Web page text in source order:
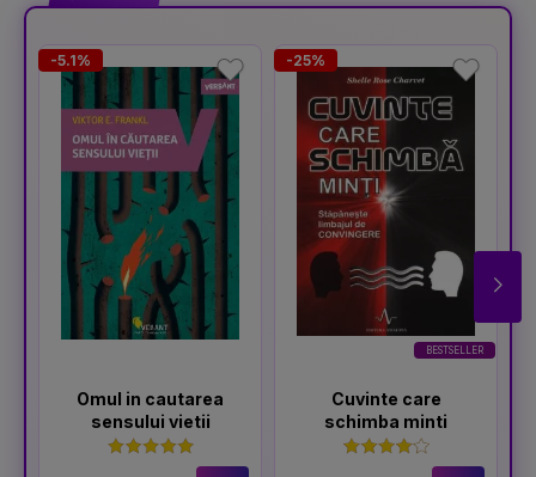
-5.1%
Omul in cautarea
sensului vietii
BESTSELLER
-25%
Cuvinte care
schimba minti